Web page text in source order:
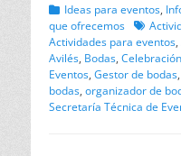
Categorias
Ideas para eventos,
que ofrecemos Etiquetas
Actividades para eventos,
Avilés, Bodas, Celebración
Eventos, Gestor de bodas,
bodas, organizador de
Secretaría Técnica de